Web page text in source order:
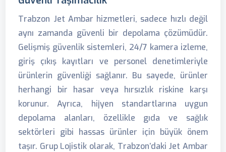
Trabzon Jet Ambar hizmetleri, sadece hızlı değil
aynı zamanda güvenli bir depolama çözümüdür.
Gelişmiş güvenlik sistemleri, 24/7 kamera izleme,
giriş çıkış kayıtları ve personel denetimleriyle
ürünlerin güvenliği sağlanır. Bu sayede, ürünler
herhangi bir hasar veya hırsızlık riskine karşı
korunur. Ayrıca, hijyen standartlarına uygun
depolama alanları, özellikle gıda ve sağlık
sektörleri gibi hassas ürünler için büyük önem
taşır. Grup Lojistik olarak, Trabzon’daki Jet Ambar